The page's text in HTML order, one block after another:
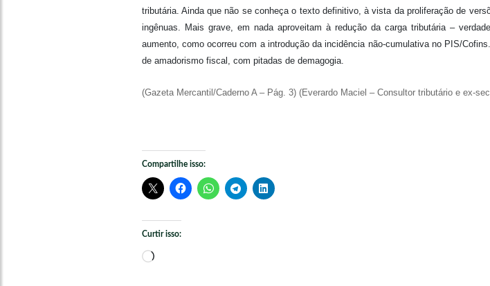
tributária. Ainda que não se conheça o texto definitivo, à vista da proliferação de
ingênuas. Mais grave, em nada aproveitam à redução da carga tributária –
aumento, como ocorreu com a introdução da incidência não-cumulativa no PIS/
de amadorismo fiscal, com pitadas de demagogia.
(Gazeta Mercantil/Caderno A – Pág. 3) (Everardo Maciel – Consultor tributário e ex-
Compartilhe isso:
Curtir isso:
Carregando...